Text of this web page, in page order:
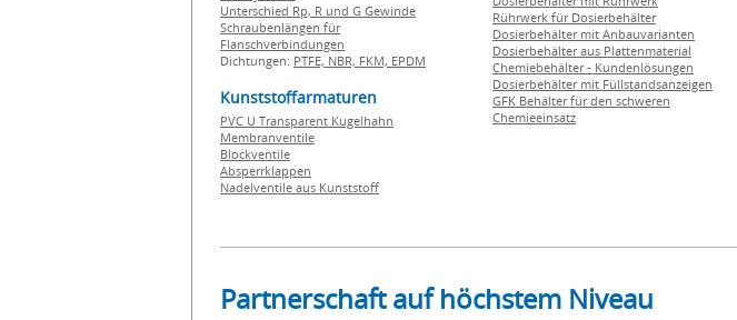
Unterschied Rp, R und G Gewinde
Schraubenlängen für
Flanschverbindungen
Dichtungen: PTFE, NBR, FKM, EPDM
Kunststoffarmaturen
PVC U Transparent Kugelhahn
Membranventile
Blockventile
Absperrklappen
Nadelventile aus Kunststoff
Rührwerk für Dosierbehälter
Dosierbehälter mit Anbauvarianten
Dosierbehälter aus Plattenmaterial
Chemiebehälter - Kundenlösungen
Dosierbehälter mit Füllstandsanzeigen
GFK Behälter für den schweren
Chemieeinsatz
Partnerschaft auf höchstem Niveau